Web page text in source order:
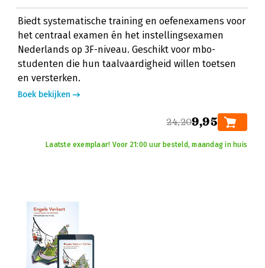
Biedt systematische training en oefenexamens voor
het centraal examen én het instellingsexamen
Nederlands op 3F-niveau. Geschikt voor mbo-
studenten die hun taalvaardigheid willen toetsen
en versterken.
Boek bekijken
24,209,95
Laatste exemplaar! Voor 21:00 uur besteld, maandag in huis